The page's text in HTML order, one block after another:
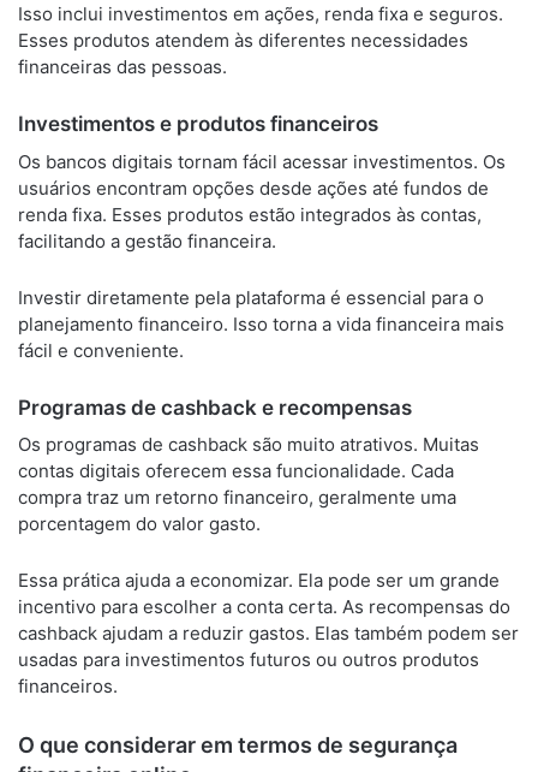
Isso inclui investimentos em ações, renda fixa e seguros.
Esses produtos atendem às diferentes necessidades
financeiras das pessoas.
Investimentos e produtos financeiros
Os bancos digitais tornam fácil acessar investimentos. Os
usuários encontram opções desde ações até fundos de
renda fixa. Esses produtos estão integrados às contas,
facilitando a gestão financeira.
Investir diretamente pela plataforma é essencial para o
planejamento financeiro. Isso torna a vida financeira mais
fácil e conveniente.
Programas de cashback e recompensas
Os programas de cashback são muito atrativos. Muitas
contas digitais oferecem essa funcionalidade. Cada
compra traz um retorno financeiro, geralmente uma
porcentagem do valor gasto.
Essa prática ajuda a economizar. Ela pode ser um grande
incentivo para escolher a conta certa. As recompensas do
cashback ajudam a reduzir gastos. Elas também podem ser
usadas para investimentos futuros ou outros produtos
financeiros.
O que considerar em termos de segurança